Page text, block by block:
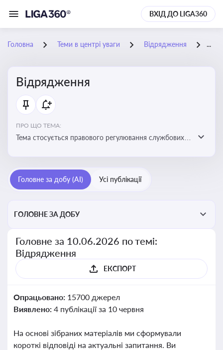
ВХІД ДО LIGA360
Головна Теми в центрі уваги Відрядження 10-
Відрядження
ПРО ЩО ТЕМА:
Тема стосується правового регулювання службових
Головне за добу (AI) Усі публікації
ГОЛОВНЕ ЗА ДОБУ
Головне за 10.06.2026 по темі:
Відрядження
ЕКСПОРТ
Опрацьовано: 15700 джерел
Виявлено: 4 публікації за 10 червня
На основі зібраних матеріалів ми сформували
короткі відповіді на актуальні запитання. Ви